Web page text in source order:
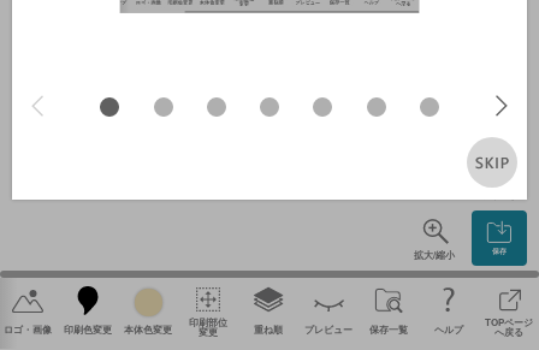
保存
拡大/縮小
ロゴ・画像 印刷色変更 本体色変更
印刷部位
変更 重ね順 プレビュー 保存一覧 ヘルプ
TOPページ
へ戻る